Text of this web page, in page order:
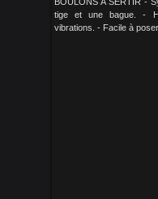
tige et une bague. -
vibrations. - Facile à